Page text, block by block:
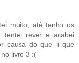
muito, até tenho os
tentei rever e acabei
causa do que li que
livro 3 :(